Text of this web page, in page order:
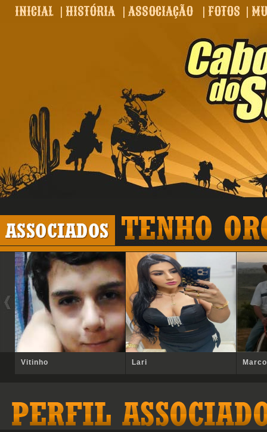
INICIAL | HISTÓRIA | ASSOCIAÇÃO | FOTOS |
Vitinho Lari